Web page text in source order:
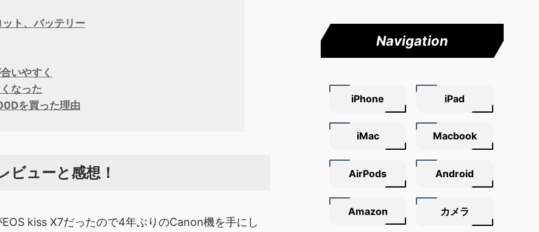
ト、バッテリー
いやすく
なった
を買った理由
ューと感想！
kiss X7だったので4年ぶりのCanon機を手にし
Navigation
iPhone iPad
iMac Macbook
AirPods Android
Amazon カメラ